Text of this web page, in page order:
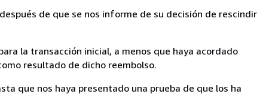
de que se nos informe de su decisión de rescindir
la transacción inicial, a menos que haya acordado
resultado de dicho reembolso.
que nos haya presentado una prueba de que los ha